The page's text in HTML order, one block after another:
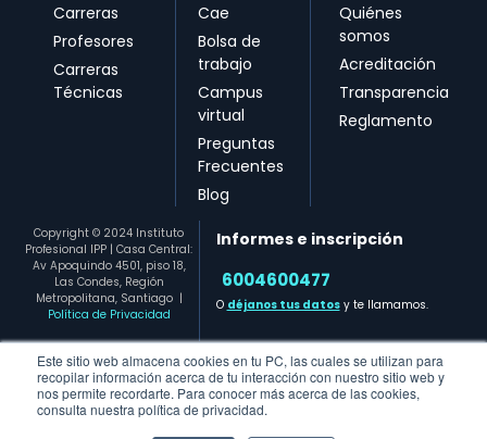
Este sitio web almacena cookies en tu PC, las cuales se utilizan para
recopilar información acerca de tu interacción con nuestro sitio web y
nos permite recordarte. Para conocer más acerca de las cookies,
consulta nuestra política de privacidad.
Carreras
Profesores
Carreras
Técnicas
Cae
Bolsa de
trabajo
Campus
virtual
Preguntas
Frecuentes
Blog
Quiénes
somos
Acreditación
Transparencia
Reglamento
Copyright © 2024 Instituto
Profesional IPP | Casa Central:
Av Apoquindo 4501, piso 18,
Las Condes, Región
Metropolitana, Santiago |
Política de Privacidad
Informes e inscripción
6004600477​
O déjanos tus datosy te llamamos.